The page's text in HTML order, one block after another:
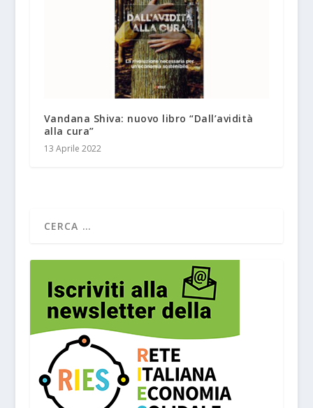
Vandana Shiva: nuovo libro “Dall’avidità
alla cura”
13 Aprile 2022